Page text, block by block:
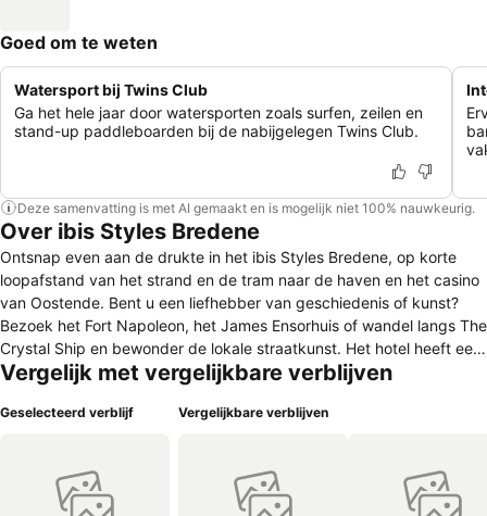
Goed om te weten
Watersport bij Twins Club
Ga het hele jaar door watersporten zoals surfen, zeilen en
stand-up paddleboarden bij de nabijgelegen Twins Club.
Deze samenvatting is met AI gemaakt en is mogelijk niet 100% nauwkeurig.
Over ibis Styles Bredene
Ontsnap even aan de drukte in het ibis Styles Bredene, op korte
loopafstand van het strand en de tram naar de haven en het casino
van Oostende. Bent u een liefhebber van geschiedenis of kunst?
Bezoek het Fort Napoleon, het James Ensorhuis of wandel langs The
Crystal Ship en bewonder de lokale straatkunst. Het hotel heeft een
24-uurs hotelbar voor een kopje koffie, een aperitief of een hapje.
Versluys, een ideale locatie voor vergaderingen.
Vergelijk met vergelijkbare verblijven
Geselecteerd verblijf Vergelijkbare verblijven